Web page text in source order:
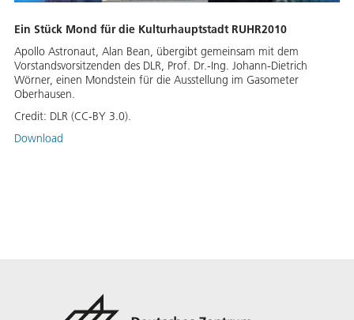
Ein Stück Mond für die Kulturhauptstadt RUHR2010
Apollo Astronaut, Alan Bean, übergibt gemeinsam mit dem
Vorstandsvorsitzenden des DLR, Prof. Dr.-Ing. Johann-Dietrich
Wörner, einen Mondstein für die Ausstellung im Gasometer
Oberhausen.
Credit: DLR (CC-BY 3.0).
Download